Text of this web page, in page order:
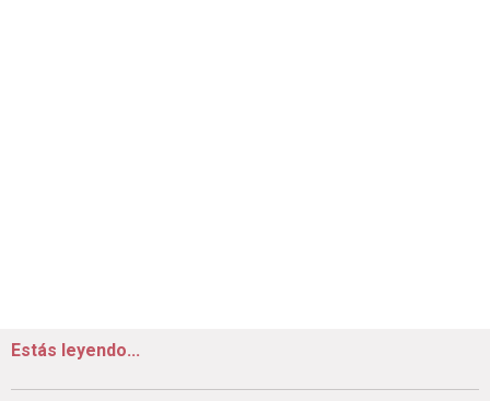
Estás leyendo...